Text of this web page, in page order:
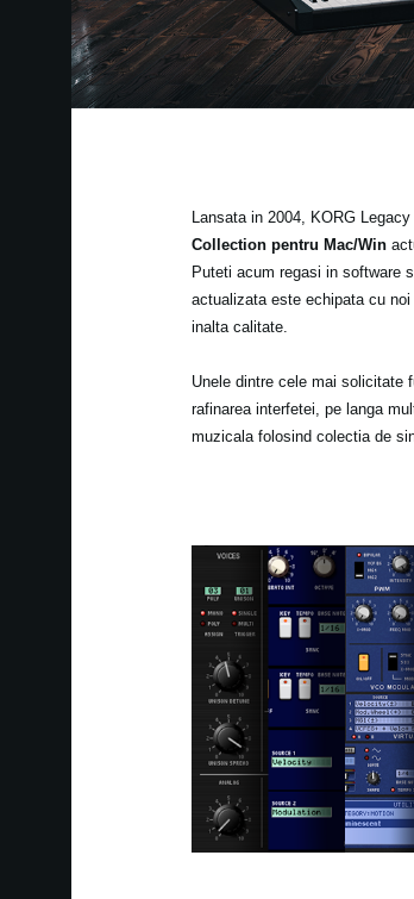
Lansata in 2004, KORG
Collection pentru Mac/Win
Puteti acum regasi in software
actualizata este echipata cu
inalta calitate.
Unele dintre cele mai solicitate
rafinarea interfetei, pe langa
muzicala folosind colectia de